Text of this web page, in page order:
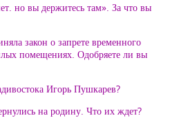
но вы держитесь там». За что вы
закон о запрете временного
помещениях. Одобряете ли вы
Игорь Пушкарев?
на родину. Что их ждет?